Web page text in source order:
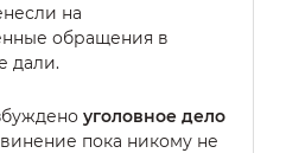
на
обращения в
дали.
уголовное дело
пока никому не